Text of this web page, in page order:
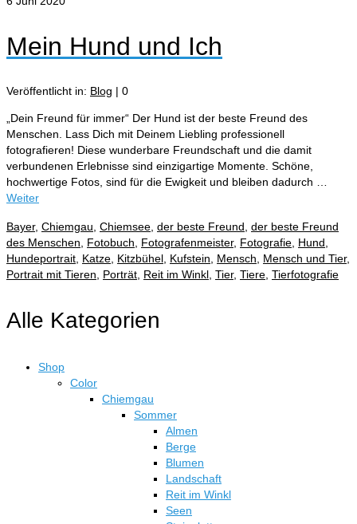
Mein Hund und Ich
Veröffentlicht in: Blog | 0
„Dein Freund für immer“ Der Hund ist der beste Freund des
Menschen. Lass Dich mit Deinem Liebling professionell
fotografieren! Diese wunderbare Freundschaft und die damit
verbundenen Erlebnisse sind einzigartige Momente. Schöne,
hochwertige Fotos, sind für die Ewigkeit und bleiben dadurch …
Weiter
Bayer, Chiemgau Chiemsee der beste Freund der beste Freund
des Menschen
Fotobuch Fotografenmeister, Fotografie Hund
Hundeportrait Katze Kitzbühel Kufstein Mensch Mensch und Tier,
Portrait mit Tieren
Porträt Reit im Winkl Tier, Tiere Tierfotografie
Alle Kategorien
Shop
Color
Chiemgau
Sommer
Almen
Berge
Blumen
Landschaft
Reit im Winkl
Seen